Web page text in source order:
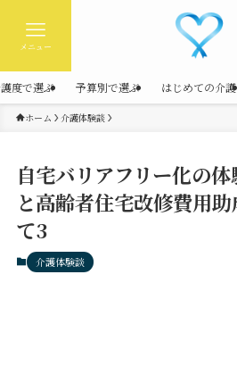
メニュー
度で選ぶ 予算別で選ぶ はじめての介護
ホーム 介護体験談
自宅バリアフリー化の
と高齢者住宅改修費用
て3
介護体験談